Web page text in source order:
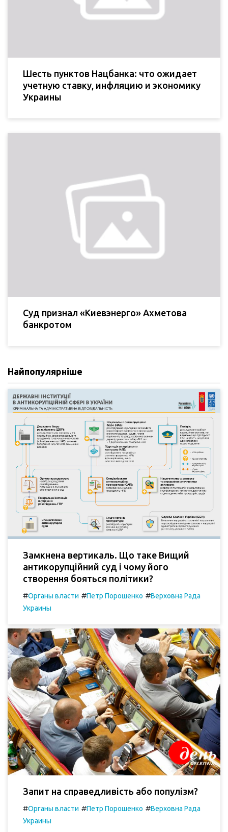
Шесть пунктов Нацбанка: что ожидает
учетную ставку, инфляцию и экономику
Украины
Суд признал «Киевэнерго» Ахметова
банкротом
Найпопулярніше
Замкнена вертикаль. Що таке Вищий
антикорупційний суд і чому його
створення бояться політики?
#Органы власти #Петр Порошенко #Верховна Рада
Украины
Запит на справедливість або популізм?
#Органы власти #Петр Порошенко #Верховна Рада
Украины